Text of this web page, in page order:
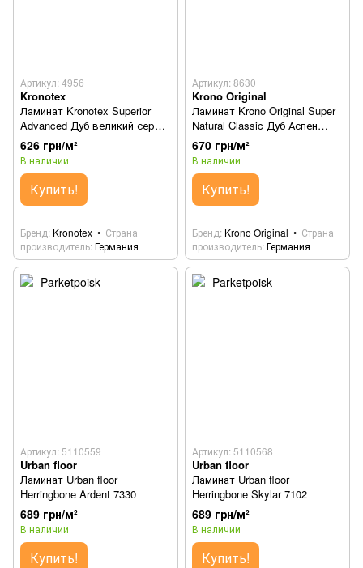
Артикул: 4956
Kronotex
Ламинат Kronotex Superior
Advanced Дуб великий серый
4956
626 грн/м²
В наличии
Купить!
Бренд Kronotex
Страна
производитель Германия
Артикул: 8630
Krono Original
Ламинат Krono Original Super
Natural Classic Дуб Аспен
8630
670 грн/м²
В наличии
Купить!
Бренд Krono Original
Страна
производитель Германия
Артикул: 5110559
Urban floor
Ламинат Urban floor
Herringbone Ardent 7330
689 грн/м²
В наличии
Купить!
Артикул: 5110568
Urban floor
Ламинат Urban floor
Herringbone Skylar 7102
689 грн/м²
В наличии
Купить!